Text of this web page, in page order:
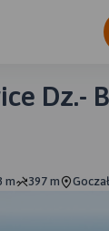
Dz.-
m 397 m